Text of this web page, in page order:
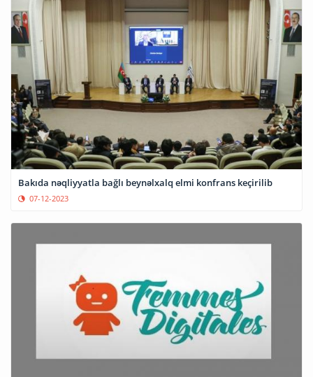
Bakıda nəqliyyatla bağlı beynəlxalq elmi konfrans keçirilib
07-12-2023